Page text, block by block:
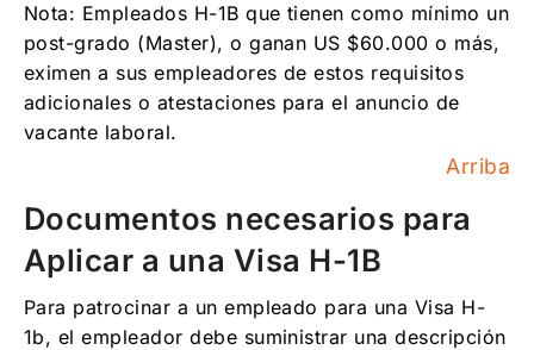
Nota: Empleados H-1B que tienen como mínimo un
post-grado (Master), o ganan US $60.000 o más,
eximen a sus empleadores de estos requisitos
adicionales o atestaciones para el anuncio de
vacante laboral.
Arriba
Documentos necesarios para
Aplicar a una Visa H-1B
Para patrocinar a un empleado para una Visa H-
1b, el empleador debe suministrar una descripción